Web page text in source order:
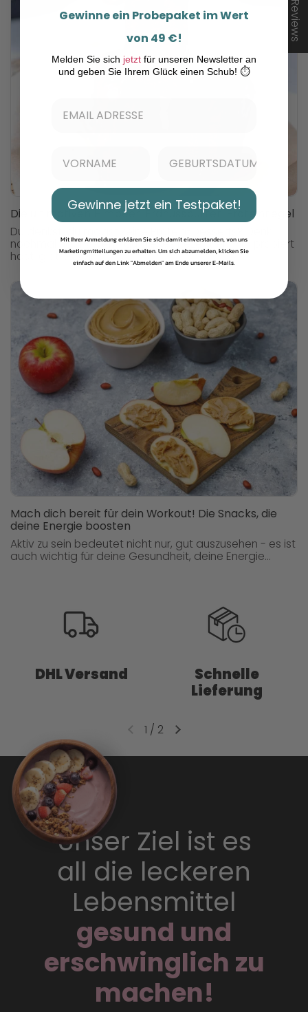
Die ultimativen Himbeer-Erdnussbutter-Proteinriegel
Du denkst, du magst keine Protein-Desserts? Denk
nochmal nach! Wenn du dieses Rezept einmal probiert
hast, gibt es keine...
Mach dich bereit für dein Workout! Die Snacks, die
deine Energie boosten
Aktiv zu sein bedeutet nicht nur, gut auszusehen - es ist
auch wichtig für deine Gesundheit, deine Energie...
DHL Versand
Schnelle
Lieferung
1 / 2
Unser Ziel ist es
all die leckeren
Lebensmittel
gesund und
erschwinglich zu
machen!
★ Reviews
Gewinne ein Probepaket im Wert
von 49 €!
Melden Sie sich jetzt für unseren Newsletter an
und geben Sie Ihrem Glück einen Schub! ⏱️
Gewinne jetzt ein Testpaket!
Mit Ihrer Anmeldung erklären Sie sich damit einverstanden, von uns
Marketingmitteilungen zu erhalten. Um sich abzumelden, klicken Sie
einfach auf den Link "Abmelden" am Ende unserer E-Mails.